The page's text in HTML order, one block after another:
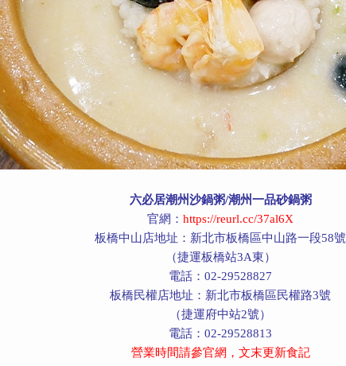
六必居潮州沙鍋粥/潮州一品砂鍋粥
官網：https://reurl.cc/37al6X
板橋中山店地址：新北市板橋區中山路一段58號
（捷運板橋站3A東）
電話：02-29528827
板橋民權店地址：新北市板橋區民權路3號
（捷運府中站2號）
電話：02-29528813
營業時間請參官網，文末更新食記